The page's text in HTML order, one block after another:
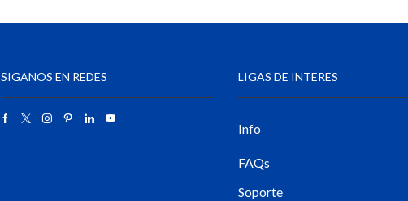
SIGANOS EN REDES LIGAS DE INTERES
Info
FAQs
Soporte